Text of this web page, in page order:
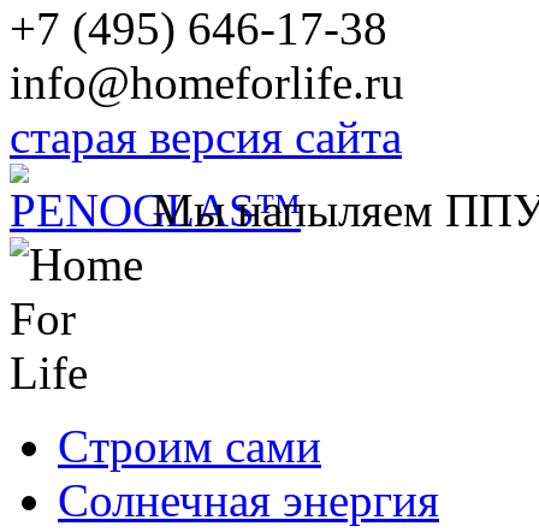
+7 (495) 646-17-38
info@homeforlife.ru
старая версия сайта
Мы напыляем
Cтроим сами
Солнечная энергия